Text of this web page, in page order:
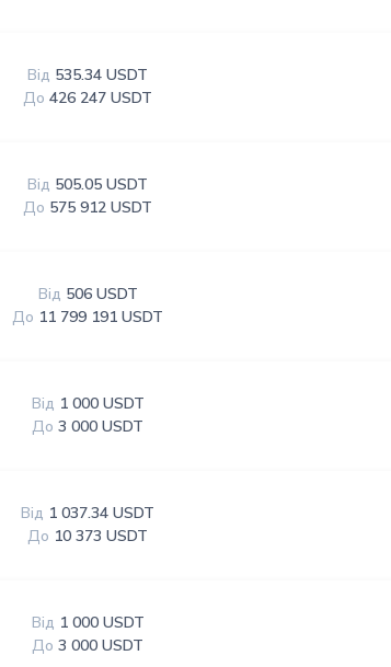
Від 535.34 USDT
До 426 247 USDT
Від 505.05 USDT
До 575 912 USDT
Від 506 USDT
До 11 799 191 USDT
Від 1 000 USDT
До 3 000 USDT
Від 1 037.34 USDT
До 10 373 USDT
Від 1 000 USDT
До 3 000 USDT